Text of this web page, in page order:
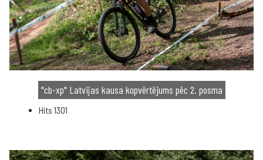
"cb-xp" Latvijas kausa kopvērtējums pēc 2. posma
Hits 1301